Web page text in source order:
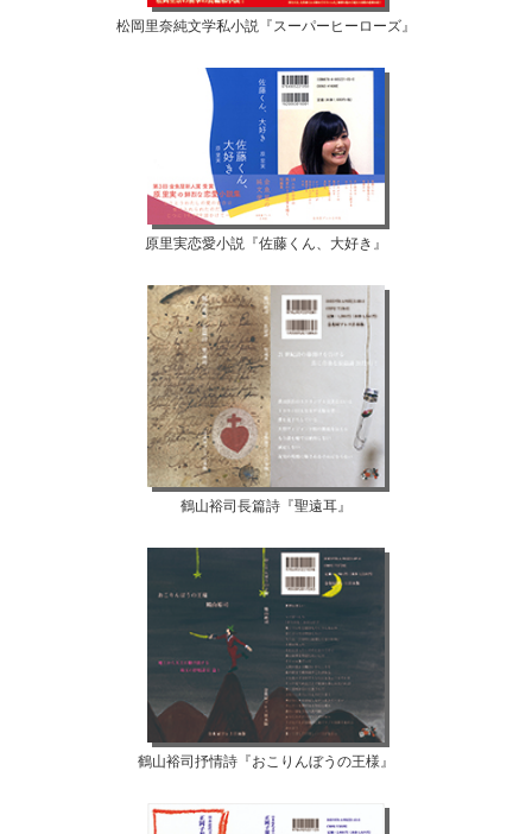
松岡里奈純文学私小説『スーパーヒーローズ』
原里実恋愛小説『佐藤くん、大好き』
鶴山裕司長篇詩『聖遠耳』
鶴山裕司抒情詩『おこりんぼうの王様』